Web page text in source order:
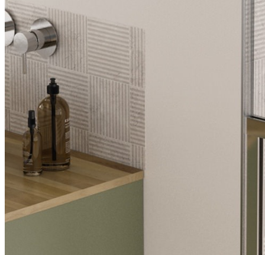
Porte-serviettes pratique + étagère intégrée pour les
accessoires de douche
Profilé en aluminium avec revêtement par poudre blanc (mat)
ou noir (mat) ou chromé avec un cache assorti au profilé
Verre transparent, traité contre le calcaire
Bande de parement en silicone adaptée au profilé situé au bas
de la paroi de douche
Barre de renfort droite assortie au profilé pour la fixation
murale (max. 120 cm)
En option : barre de renfort pour fixation au plafond, assortie
au profilé (max. 120 cm)
Transport pratique : les deux éléments en verre sont faciles à
transporter, même dans de petits véhicules, et peuvent être
assemblés facilement sur le chantier.
Disponible en largeurs de 90 cm, 100 cm, 120 cm et 140 cm
Idéale pour les cages d’escalier étroites, les ascenseurs ou les
espaces restreints
Exécutions